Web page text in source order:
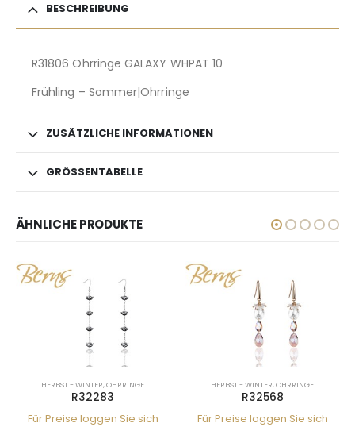
BESCHREIBUNG
R31806 Ohrringe GALAXY WHPAT 10
Frühling – Sommer|Ohrringe
ZUSÄTZLICHE INFORMATIONEN
GRÖSSENTABELLE
ÄHNLICHE PRODUKTE
HERBST - WINTER,OHRRINGE
R32283
Für Preise loggen Sie sich
HERBST - WINTER,OHRRINGE
R32568
Für Preise loggen Sie sich